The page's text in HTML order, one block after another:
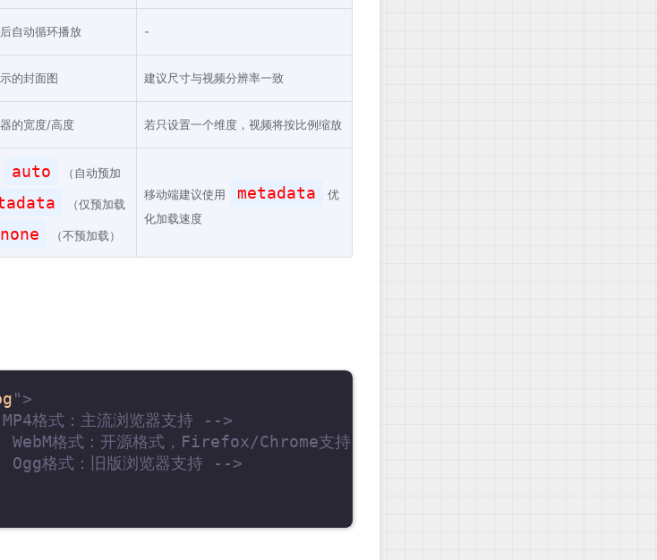
自动循环播放 -
的封面图 建议尺寸与视频分辨率一致
的宽度/高度 若只设置一个维度，视频将按比例缩放
auto （自动预加
（仅预加载
none （不预加载）
移动端建议使用 metadata
优
化加载速度
">
格式：主流浏览器支持 -->
格式：开源格式，Firefox/Chrome支持 -->
格式：旧版浏览器支持 -->